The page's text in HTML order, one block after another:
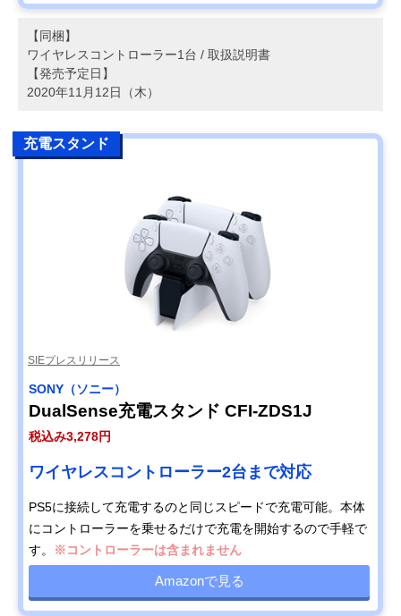
【同梱】
ワイヤレスコントローラー1台 / 取扱説明書
【発売予定日】
2020年11月12日（木）
充電スタンド
SIEプレスリリース
SONY（ソニー）
DualSense充電スタンド CFI-ZDS1J
税込み3,278円
ワイヤレスコントローラー2台まで対応
PS5に接続して充電するのと同じスピードで充電可能。本体
にコントローラーを乗せるだけで充電を開始するので手軽で
す。
※コントローラーは含まれません
Amazonで見る